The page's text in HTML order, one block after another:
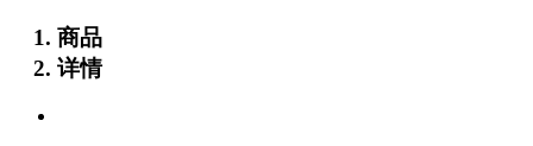
商品
详情